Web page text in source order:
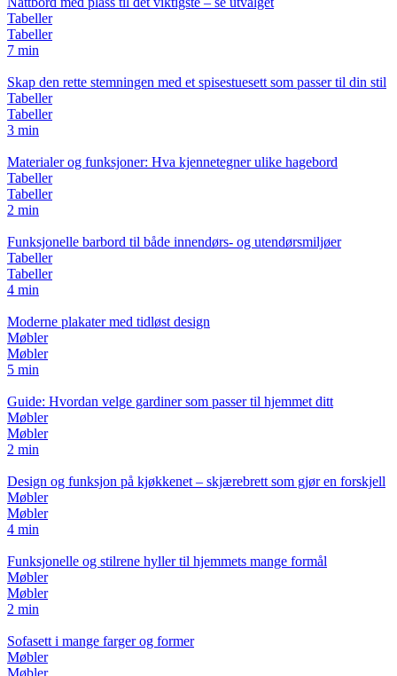
Tabeller
Tabeller
7 min
Skap den rette stemningen med et spisestuesett som passer til din stil
Tabeller
Tabeller
3 min
Materialer og funksjoner: Hva kjennetegner ulike hagebord
Tabeller
Tabeller
2 min
Funksjonelle barbord til både innendørs- og utendørsmiljøer
Tabeller
Tabeller
4 min
Moderne plakater med tidløst design
Møbler
Møbler
5 min
Guide: Hvordan velge gardiner som passer til hjemmet ditt
Møbler
Møbler
2 min
Design og funksjon på kjøkkenet – skjærebrett som gjør en forskjell
Møbler
Møbler
4 min
Funksjonelle og stilrene hyller til hjemmets mange formål
Møbler
Møbler
2 min
Sofasett i mange farger og former
Møbler
Møbler